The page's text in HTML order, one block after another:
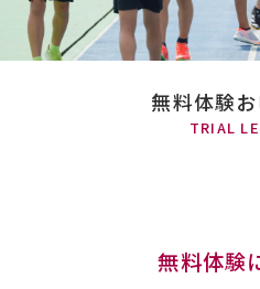
無料体験
TRIAL
無料体験